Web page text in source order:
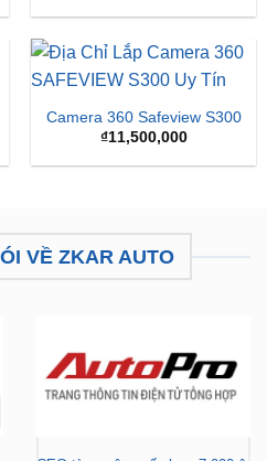
là:
tại
Camera 360 Safeview S300
₫11,500,000
VỀ ZKAR AUTO